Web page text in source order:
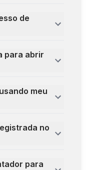
de
para abrir
meu
no
para